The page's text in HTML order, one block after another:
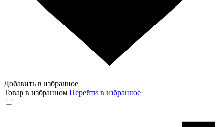
Добавить в избранное
Товар в избранном Перейти в избранное